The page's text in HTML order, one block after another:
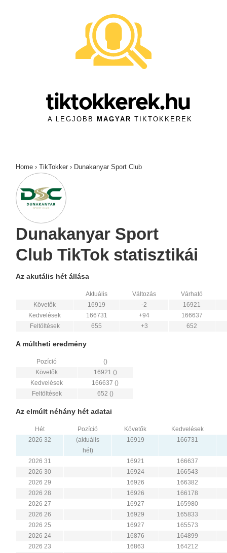
tiktokkerek.hu
A LEGJOBB MAGYAR TIKTOKKEREK
Home › TikTokker › Dunakanyar Sport Club
Dunakanyar Sport
Club TikTok statisztikái
Az akutális hét állása
Aktuális Változás
Várható
Követők
16919 -2
16921
Kedvelések
166731 +94
166637
Feltöltések
655 +3 652
A múltheti eredmény
Pozíció
()
Követők
16921 ()
Kedvelések
166637 ()
Feltöltések
652 ()
Az elmúlt néhány hét adatai
Hét Pozíció Követők
Kedvelések
2026 32
(aktuális
hét)
16919 166731
2026 31 16921
166637
2026 30
16924
166543
2026 29
16926
166382
2026 28
16926
166178
2026 27
16927
165980
2026 26
16929
165833
2026 25
16927
165573
2026 24
16876
164899
2026 23
16863
164212